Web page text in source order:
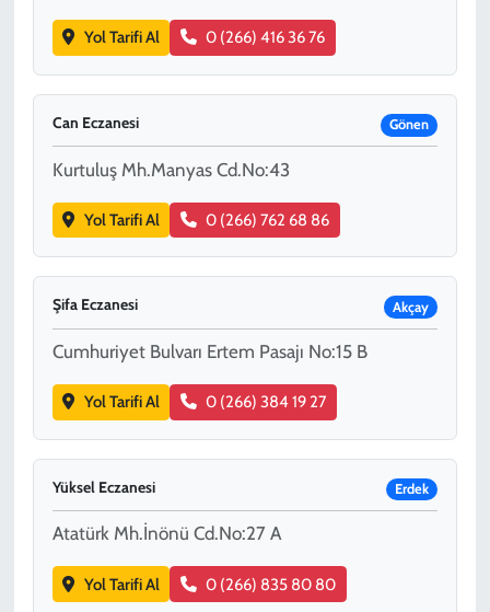
Yol Tarifi Al 0 (266) 416 36 76
Can Eczanesi Gönen
Kurtuluş Mh.Manyas Cd.No:43
Yol Tarifi Al 0 (266) 762 68 86
Şifa Eczanesi Akçay
Cumhuriyet Bulvarı Ertem Pasajı No:15 B
Yol Tarifi Al 0 (266) 384 19 27
Yüksel Eczanesi Erdek
Atatürk Mh.İnönü Cd.No:27 A
Yol Tarifi Al 0 (266) 835 80 80